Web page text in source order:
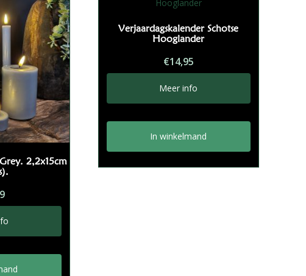
2,2x15cm
Verjaardagskalender Schotse
Hooglander
€14,95
Meer info
In winkelmand